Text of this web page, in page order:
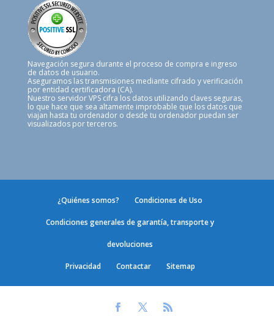
Navegación segura durante el proceso de compra e ingreso
de datos de usuario.
Aseguramos las transmisiones mediante cifrado y verificación
por entidad certificadora (CA).
Nuestro servidor VPS cifra los datos utilizando claves seguras,
lo que hace que sea altamente improbable que los datos que
viajan hasta tu ordenador o desde tu ordenador puedan ser
visualizados por terceros.
¿Quiénes somos? Condiciones de Uso
Condiciones generales de garantía, transporte y
devoluciones
Privacidad Contactar Sitemap